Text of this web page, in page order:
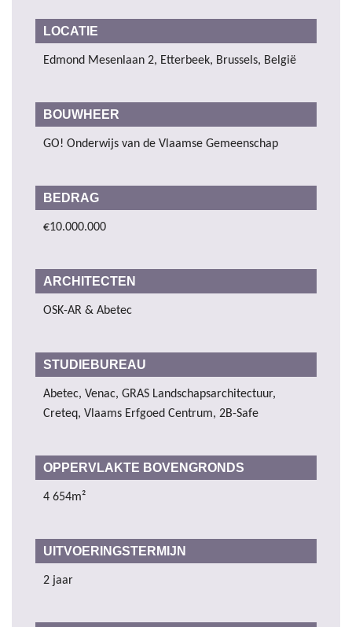
LOCATIE
Edmond Mesenlaan 2, Etterbeek, Brussels, België
BOUWHEER
GO! Onderwijs van de Vlaamse Gemeenschap
BEDRAG
€10.000.000
ARCHITECTEN
OSK-AR & Abetec
STUDIEBUREAU
Abetec, Venac, GRAS Landschapsarchitectuur,
Creteq, Vlaams Erfgoed Centrum, 2B-Safe
OPPERVLAKTE BOVENGRONDS
4 654m²
UITVOERINGSTERMIJN
2 jaar